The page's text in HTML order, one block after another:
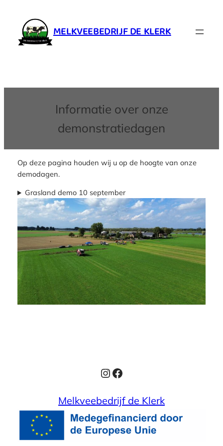
inhoud
MELKVEEBEDRIJF DE KLERK
Informatie over onze
demonstratiedagen
Op deze pagina houden wij u op de hoogte van onze
demodagen.
Grasland demo 10 september
Instagram
Facebook
Melkveebedrijf de Klerk